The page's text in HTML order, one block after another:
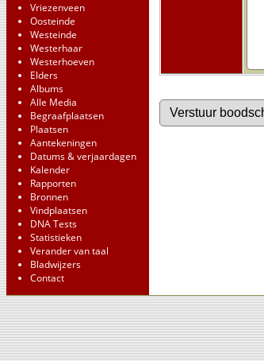
Vriezenveen
Oosteinde
Westeinde
Westerhaar
Westerhoeven
Elders
Albums
Alle Media
Begraafplaatsen
Plaatsen
Aantekeningen
Datums & verjaardagen
Kalender
Rapporten
Bronnen
Vindplaatsen
DNA Tests
Statistieken
Verander van taal
Bladwijzers
Contact